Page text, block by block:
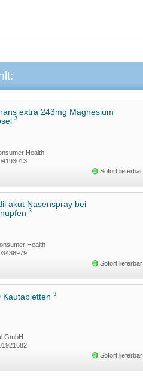
extra 243mg Magnesium
3
Health
GmbH
Sofort lieferbar
akut Nasenspray bei
3
Health
GmbH
Sofort lieferbar
Kautabletten3
GmbH
Sofort lieferbar